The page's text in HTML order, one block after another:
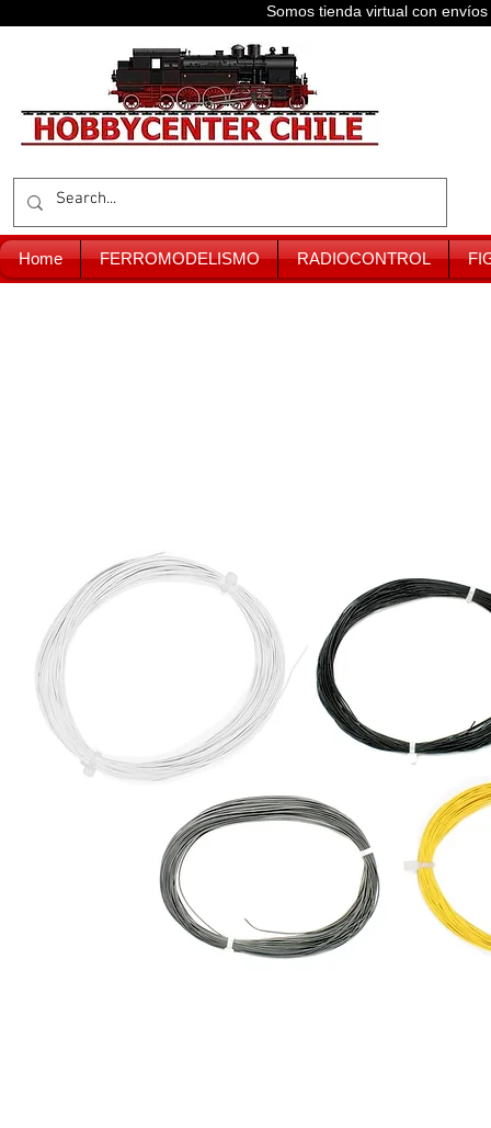
Somos tienda virtual con
Home FERROMODELISMO RADIOCONTROL